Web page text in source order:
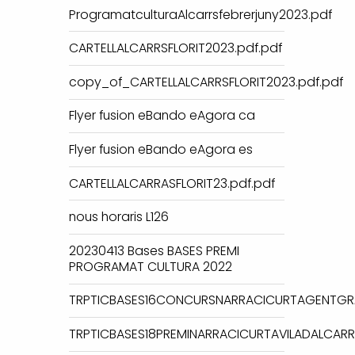
ProgramatculturaAlcarrsfebrerjuny2023.pdf
CARTELLALCARRSFLORIT2023.pdf.pdf
copy_of_CARTELLALCARRSFLORIT2023.pdf.pdf
Flyer fusion eBando eAgora ca
Flyer fusion eBando eAgora es
CARTELLALCARRASFLORIT23.pdf.pdf
nous horaris L126
20230413 Bases BASES PREMI
PROGRAMAT CULTURA 2022